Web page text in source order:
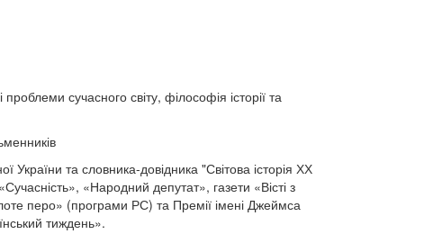
проблеми сучасного світу, філософія історії та
та словника-довідника "Світова історія ХХ
«Народний депутат», газети «Вісті з
перо» (програми РС) та Премії імені Джеймса
тиждень».